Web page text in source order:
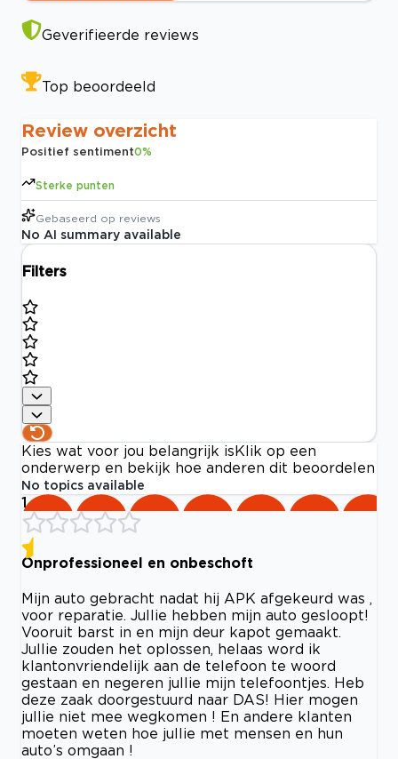
Geverifieerde reviews
Top beoordeeld
Review overzicht
Positief sentiment0%
Sterke punten
Gebaseerd op reviews
No AI summary available
Filters
Kies wat voor jou belangrijk is Klik op een
onderwerp en bekijk hoe anderen dit beoordelen
No topics available
1
Onprofessioneel en onbeschoft
Mijn auto gebracht nadat hij APK afgekeurd was ,
voor reparatie. Jullie hebben mijn auto gesloopt!
Vooruit barst in en mijn deur kapot gemaakt.
Jullie zouden het oplossen, helaas word ik
klantonvriendelijk aan de telefoon te woord
gestaan en negeren jullie mijn telefoontjes. Heb
deze zaak doorgestuurd naar DAS! Hier mogen
jullie niet mee wegkomen ! En andere klanten
moeten weten hoe jullie met mensen en hun
auto’s omgaan !